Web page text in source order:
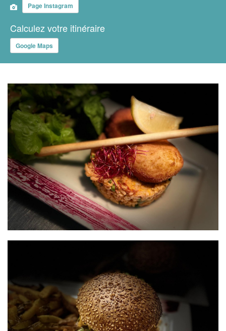
Page Instagram
Calculez votre itinéraire
Google Maps